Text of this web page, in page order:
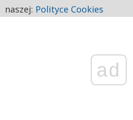
ad
naszej: Polityce Cookies